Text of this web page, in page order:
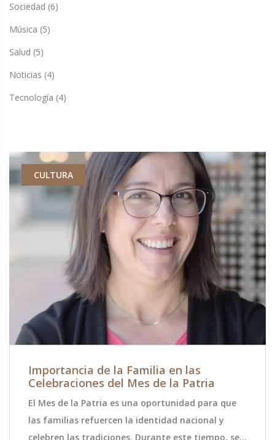
Sociedad (6)
Música (5)
Salud (5)
Noticias (4)
Tecnología (4)
CULTURA
Importancia de la Familia en las
Celebraciones del Mes de la Patria
El Mes de la Patria es una oportunidad para que
las familias refuercen la identidad nacional y
celebren las tradiciones. Durante este tiempo, se